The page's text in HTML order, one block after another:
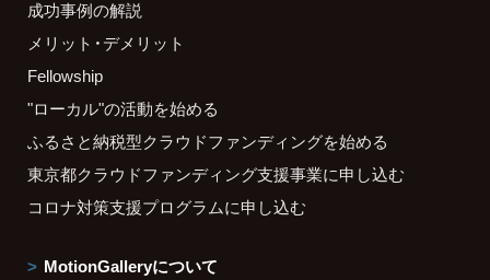
成功事例の解説
メリット・デメリット
Fellowship
"ローカル"の活動を始める
ふるさと納税型クラウドファンディングを始める
東京都クラウドファンディング支援事業に申し込む
コロナ対策支援プログラムに申し込む
MotionGalleryについて